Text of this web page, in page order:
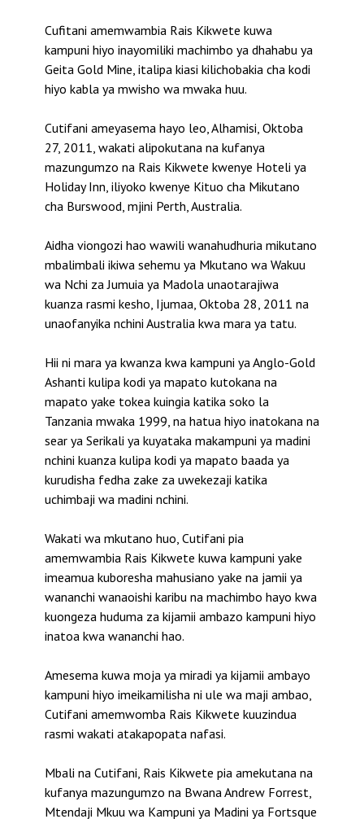
Cufitani amemwambia Rais Kikwete kuwa
kampuni hiyo inayomiliki machimbo ya dhahabu ya
Geita Gold Mine, italipa kiasi kilichobakia cha kodi
hiyo kabla ya mwisho wa mwaka huu.
Cutifani ameyasema hayo leo, Alhamisi, Oktoba
27, 2011, wakati alipokutana na kufanya
mazungumzo na Rais Kikwete kwenye Hoteli ya
Holiday Inn, iliyoko kwenye Kituo cha Mikutano
cha Burswood, mjini Perth, Australia.
Aidha viongozi hao wawili wanahudhuria mikutano
mbalimbali ikiwa sehemu ya Mkutano wa Wakuu
wa Nchi za Jumuia ya Madola unaotarajiwa
kuanza rasmi kesho, Ijumaa, Oktoba 28, 2011 na
unaofanyika nchini Australia kwa mara ya tatu.
Hii ni mara ya kwanza kwa kampuni ya Anglo-Gold
Ashanti kulipa kodi ya mapato kutokana na
mapato yake tokea kuingia katika soko la
Tanzania mwaka 1999, na hatua hiyo inatokana na
sear ya Serikali ya kuyataka makampuni ya madini
nchini kuanza kulipa kodi ya mapato baada ya
kurudisha fedha zake za uwekezaji katika
uchimbaji wa madini nchini.
Wakati wa mkutano huo, Cutifani pia
amemwambia Rais Kikwete kuwa kampuni yake
imeamua kuboresha mahusiano yake na jamii ya
wananchi wanaoishi karibu na machimbo hayo kwa
kuongeza huduma za kijamii ambazo kampuni hiyo
inatoa kwa wananchi hao.
Amesema kuwa moja ya miradi ya kijamii ambayo
kampuni hiyo imeikamilisha ni ule wa maji ambao,
Cutifani amemwomba Rais Kikwete kuuzindua
rasmi wakati atakapopata nafasi.
Mbali na Cutifani, Rais Kikwete pia amekutana na
kufanya mazungumzo na Bwana Andrew Forrest,
Mtendaji Mkuu wa Kampuni ya Madini ya Fortsque